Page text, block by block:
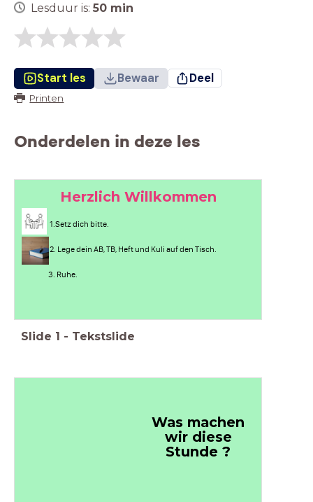
Lesduur is: 50 min
Start les Bewaar Deel
Printen
Onderdelen in deze les
Herzlich Willkommen
1.Setz dich bitte.
2. Lege dein AB, TB, Heft und Kuli auf den Tisch.
3. Ruhe.
Slide 1 - Tekstslide
Was machen
wir diese
Stunde ?